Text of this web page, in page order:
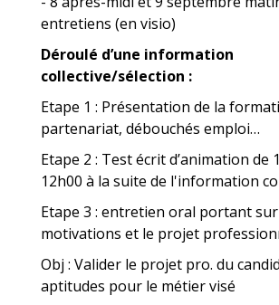
entretiens (en visio)
Déroulé d’une information
collective/sélection :
Etape 1 : Présentation de la
partenariat, débouchés emploi…
Etape 2 : Test écrit d’animation de
12h00 à la suite de l'information
Etape 3 : entretien oral portant sur
motivations et le projet
Obj : Valider le projet pro. du
aptitudes pour le métier visé